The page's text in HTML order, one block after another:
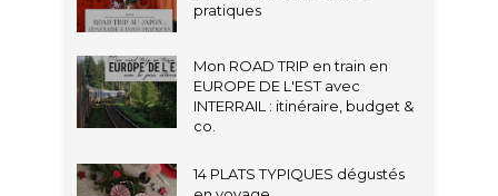
pratiques
Mon ROAD TRIP en train en
EUROPE DE L'EST avec
INTERRAIL : itinéraire, budget &
co.
14 PLATS TYPIQUES dégustés